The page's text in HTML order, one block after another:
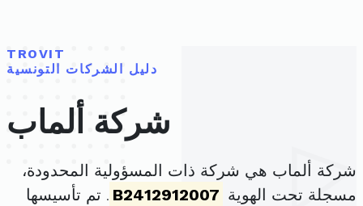
TROVIT
دليل الشركات التونسية
شركة ألماب
شركة ألماب هي شركة ذات المسؤولية المحدودة،
مسجلة تحت الهوية B2412912007 . تم تأسيسها